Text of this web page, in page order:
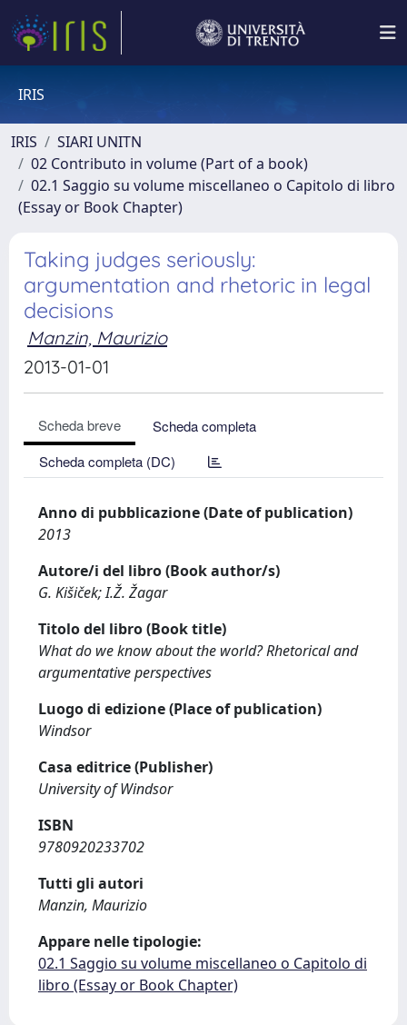
IRIS
IRIS
SIARI UNITN
02 Contributo in volume (Part of a book)
02.1 Saggio su volume miscellaneo o Capitolo di libro
(Essay or Book Chapter)
Taking judges seriously:
argumentation and rhetoric in legal
decisions
Manzin, Maurizio
2013-01-01
Scheda breve
Scheda completa
Scheda completa (DC)
Anno di pubblicazione (Date of publication)
2013
Autore/i del libro (Book author/s)
G. Kišiček; I.Ž. Žagar
Titolo del libro (Book title)
What do we know about the world? Rhetorical and
argumentative perspectives
Luogo di edizione (Place of publication)
Windsor
Casa editrice (Publisher)
University of Windsor
ISBN
9780920233702
Tutti gli autori
Manzin, Maurizio
Appare nelle tipologie:
02.1 Saggio su volume miscellaneo o Capitolo di
libro (Essay or Book Chapter)